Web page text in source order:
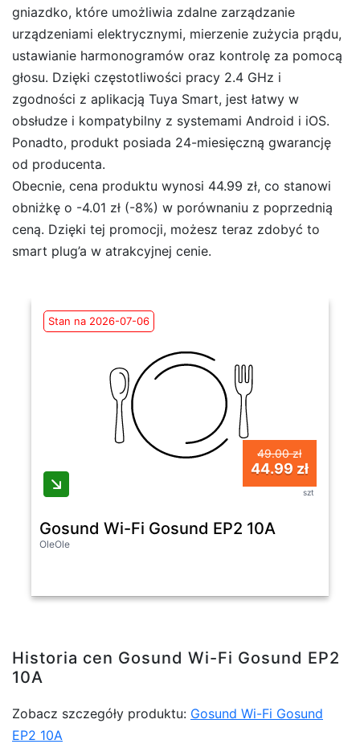
gniazdko, które umożliwia zdalne zarządzanie
urządzeniami elektrycznymi, mierzenie zużycia prądu,
ustawianie harmonogramów oraz kontrolę za pomocą
głosu. Dzięki częstotliwości pracy 2.4 GHz i
zgodności z aplikacją Tuya Smart, jest łatwy w
obsłudze i kompatybilny z systemami Android i iOS.
Ponadto, produkt posiada 24-miesięczną gwarancję
od producenta.
Obecnie, cena produktu wynosi 44.99 zł, co stanowi
obniżkę o -4.01 zł (-8%) w porównaniu z poprzednią
ceną. Dzięki tej promocji, możesz teraz zdobyć to
smart plug’a w atrakcyjnej cenie.
Stan na 2026-07-06
49.00 zł
44.99 zł
szt
Gosund Wi-Fi Gosund EP2 10A
OleOle
Historia cen Gosund Wi-Fi Gosund EP2
10A
Zobacz szczegóły produktu: Gosund Wi-Fi Gosund
EP2 10A